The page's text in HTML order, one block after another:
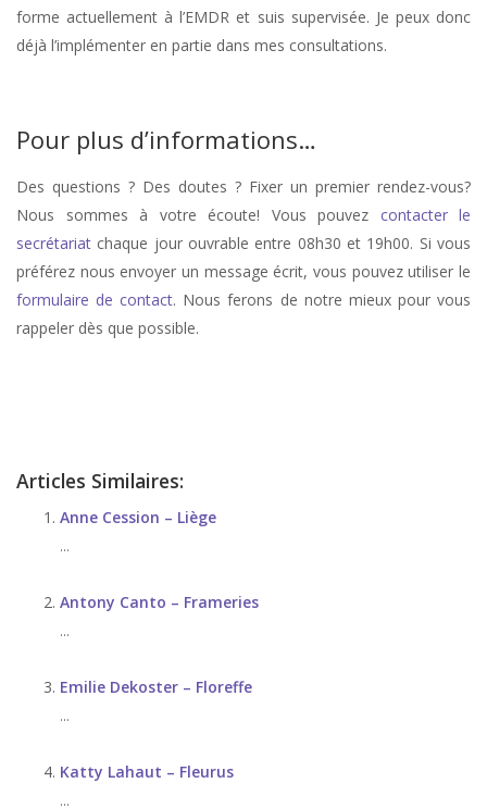
forme actuellement à l’EMDR et suis supervisée. Je peux donc
déjà l’implémenter en partie dans mes consultations.
Pour plus d’informations…
Des questions ? Des doutes ? Fixer un premier rendez-vous?
Nous sommes à votre écoute! Vous pouvez contacter le
secrétariat chaque jour ouvrable entre 08h30 et 19h00. Si vous
préférez nous envoyer un message écrit, vous pouvez utiliser le
formulaire de contact. Nous ferons de notre mieux pour vous
rappeler dès que possible.
Articles Similaires:
Anne Cession – Liège
...
Antony Canto – Frameries
...
Emilie Dekoster – Floreffe
...
Katty Lahaut – Fleurus
...